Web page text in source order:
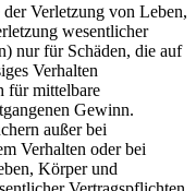
Verletzung von Leben,
wesentlicher
nur für Schäden, die auf
Verhalten
für mittelbare
Gewinn.
außer bei
Verhalten oder bei
Körper und